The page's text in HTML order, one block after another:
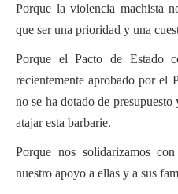
Porque la violencia machista
que ser una prioridad y una
Porque el Pacto de Estado
recientemente aprobado por el
no se ha dotado de
atajar esta barbarie.
Porque nos solidarizamos
nuestro apoyo a ellas y a sus